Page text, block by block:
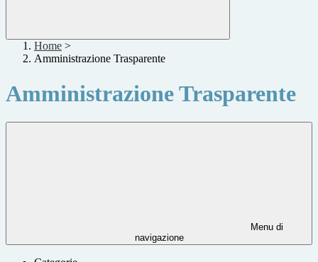
Home >
Amministrazione Trasparente
Amministrazione Trasparente
Menu di
navigazione